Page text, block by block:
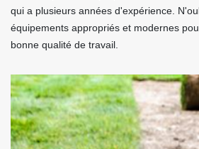
qui a plusieurs années d'expérience.
équipements appropriés et modernes
bonne qualité de travail.